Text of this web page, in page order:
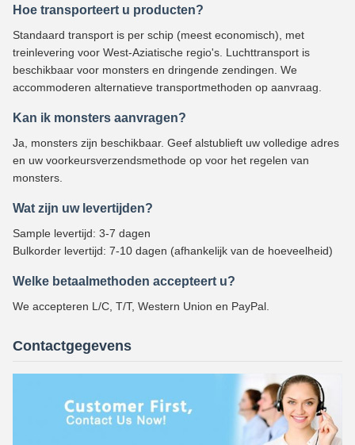
Hoe transporteert u producten?
Standaard transport is per schip (meest economisch), met
treinlevering voor West-Aziatische regio's. Luchttransport is
beschikbaar voor monsters en dringende zendingen. We
accommoderen alternatieve transportmethoden op aanvraag.
Kan ik monsters aanvragen?
Ja, monsters zijn beschikbaar. Geef alstublieft uw volledige adres
en uw voorkeursverzendsmethode op voor het regelen van
monsters.
Wat zijn uw levertijden?
Sample levertijd: 3-7 dagen
Bulkorder levertijd: 7-10 dagen (afhankelijk van de hoeveelheid)
Welke betaalmethoden accepteert u?
We accepteren L/C, T/T, Western Union en PayPal.
Contactgegevens